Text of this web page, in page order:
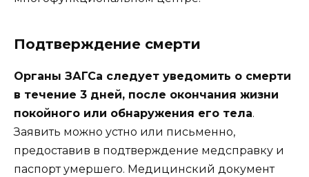
Подтверждение смерти
Органы ЗАГСа следует уведомить о смерти
в течение 3 дней, после окончания жизни
покойного или обнаружения его тела.
Заявить можно устно или письменно,
предоставив в подтверждение медсправку и
паспорт умершего. Медицинский документ